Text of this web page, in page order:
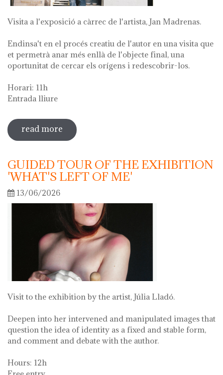
Visita a l'exposició a càrrec de l'artista, Jan Madrenas.
Endinsa't en el procés creatiu de l'autor en una visita que
et permetrà anar més enllà de l'objecte final, una
oportunitat de cercar els orígens i redescobrir-los.
Horari: 11h
Entrada lliure
read more sobre visita guiada a l'exposició 'anar a
la font'
GUIDED TOUR OF THE EXHIBITION
'WHAT'S LEFT OF ME'
13/06/2026
Visit to the exhibition by the artist, Júlia Lladó.
Deepen into her intervened and manipulated images that
question the idea of identity as a fixed and stable form,
and comment and debate with the author.
Hours: 12h